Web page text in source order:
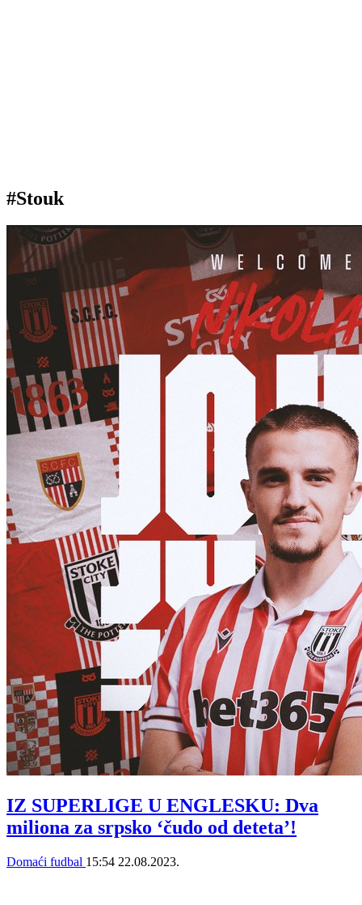
#Stouk
IZ SUPERLIGE U ENGLESKU: Dva
miliona za srpsko ‘čudo od deteta’!
Domaći fudbal 15:54 22.08.2023.